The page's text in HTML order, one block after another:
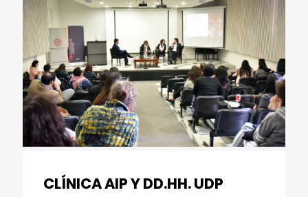
CLÍNICA AIP Y DD.HH. UDP